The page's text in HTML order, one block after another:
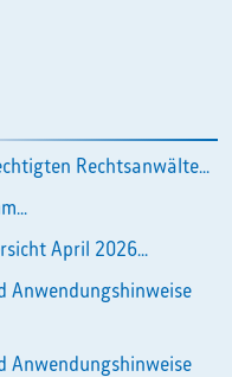
Rechtsanwälte...
April 2026...
Anwendungshinweise
Anwendungshinweise